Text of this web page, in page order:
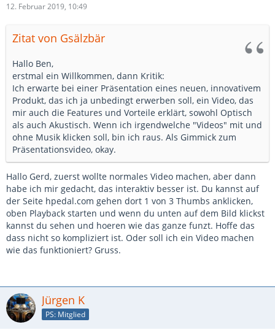
12. Februar 2019, 10:49
Zitat von Gsälzbär
Hallo Ben,
erstmal ein Willkommen, dann Kritik:
Ich erwarte bei einer Präsentation eines neuen, innovativem
Produkt, das ich ja unbedingt erwerben soll, ein Video, das
mir auch die Features und Vorteile erklärt, sowohl Optisch
als auch Akustisch. Wenn ich irgendwelche "Videos" mit und
ohne Musik klicken soll, bin ich raus. Als Gimmick zum
Präsentationsvideo, okay.
Hallo Gerd, zuerst wollte normales Video machen, aber dann
habe ich mir gedacht, das interaktiv besser ist. Du kannst auf
der Seite hpedal.com gehen dort 1 von 3 Thumbs anklicken,
oben Playback starten und wenn du unten auf dem Bild klickst
kannst du sehen und hoeren wie das ganze funzt. Hoffe das
dass nicht so kompliziert ist. Oder soll ich ein Video machen
wie das funktioniert? Gruss.
Jürgen K
PS: Mitglied